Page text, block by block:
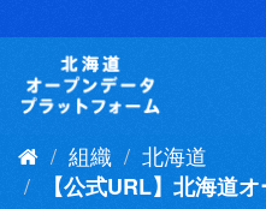
キ
組織
北海道
【公式URL】北海道